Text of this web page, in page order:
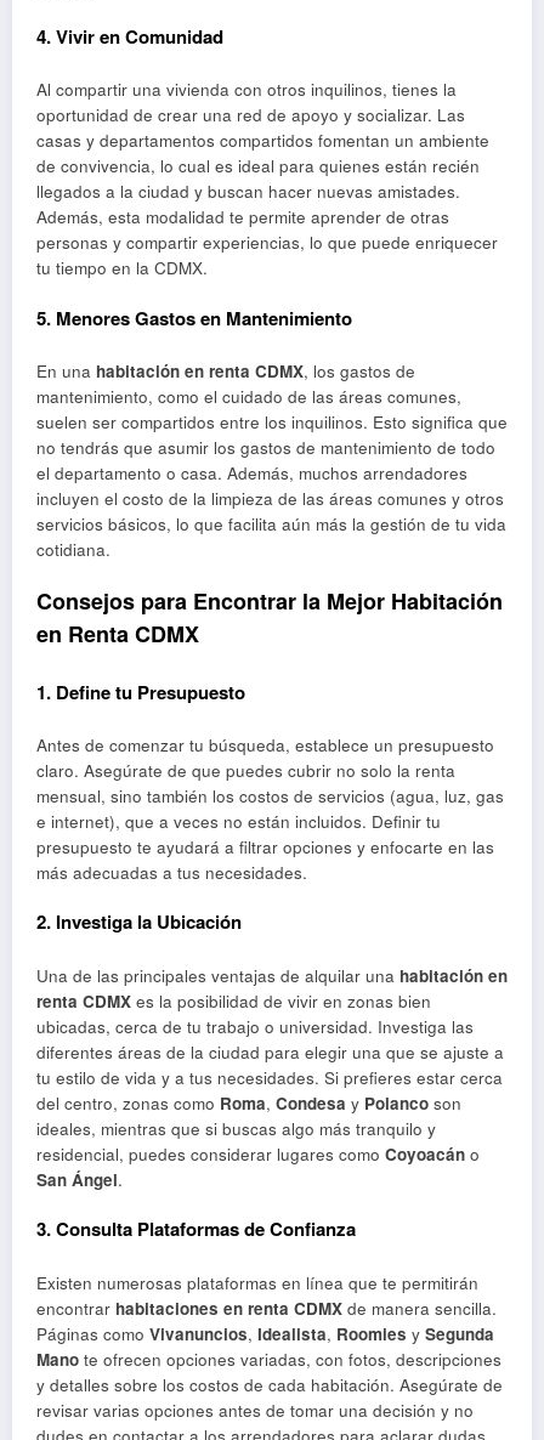
4.Vivir en Comunidad
Al compartir una vivienda con otros inquilinos, tienes la
oportunidad de crear una red de apoyo y socializar. Las
casas y departamentos compartidos fomentan un ambiente
de convivencia, lo cual es ideal para quienes están recién
llegados a la ciudad y buscan hacer nuevas amistades.
Además, esta modalidad te permite aprender de otras
personas y compartir experiencias, lo que puede enriquecer
tu tiempo en la CDMX.
5. Menores Gastos en Mantenimiento
En una habitación en renta CDMX, los gastos de
mantenimiento, como el cuidado de las áreas comunes,
suelen ser compartidos entre los inquilinos. Esto significa que
no tendrás que asumir los gastos de mantenimiento de todo
el departamento o casa. Además, muchos arrendadores
incluyen el costo de la limpieza de las áreas comunes y otros
servicios básicos, lo que facilita aún más la gestión de tu vida
cotidiana.
Consejos para Encontrar la Mejor Habitación
en Renta CDMX
1. Define tu Presupuesto
Antes de comenzar tu búsqueda, establece un presupuesto
claro. Asegúrate de que puedes cubrir no solo la renta
mensual, sino también los costos de servicios (agua, luz, gas
e internet), que a veces no están incluidos. Definir tu
presupuesto te ayudará a filtrar opciones y enfocarte en las
más adecuadas a tus necesidades.
2. Investiga la Ubicación
Una de las principales ventajas de alquilar una habitación en
renta CDMX es la posibilidad de vivir en zonas bien
ubicadas, cerca de tu trabajo o universidad. Investiga las
diferentes áreas de la ciudad para elegir una que se ajuste a
tu estilo de vida y a tus necesidades. Si prefieres estar cerca
del centro, zonas como Roma, Condesa y Polanco son
ideales, mientras que si buscas algo más tranquilo y
residencial, puedes considerar lugares como Coyoacán o
San Ángel.
3.Consulta Plataformas de Confianza
Existen numerosas plataformas en línea que te permitirán
encontrar habitaciones en renta CDMX de manera sencilla.
Páginas como Vivanuncios, Idealista, Roomies y Segunda
Mano te ofrecen opciones variadas, con fotos, descripciones
y detalles sobre los costos de cada habitación. Asegúrate de
revisar varias opciones antes de tomar una decisión y no
dudes en contactar a los arrendadores para aclarar dudas